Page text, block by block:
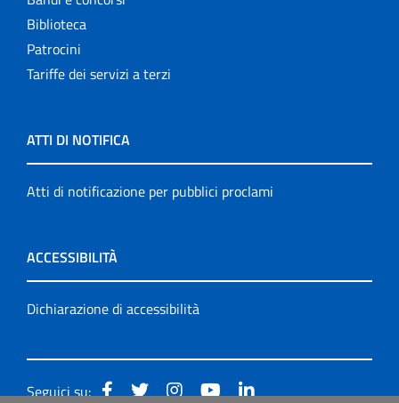
Biblioteca
Patrocini
Tariffe dei servizi a terzi
ATTI DI NOTIFICA
Atti di notificazione per pubblici proclami
ACCESSIBILITÀ
Dichiarazione di accessibilità
Seguici su: